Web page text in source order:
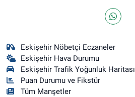
Eskişehir Nöbetçi Eczaneler
Eskişehir Hava Durumu
Eskişehir Trafik Yoğunluk Haritası
Puan Durumu ve Fikstür
Tüm Manşetler